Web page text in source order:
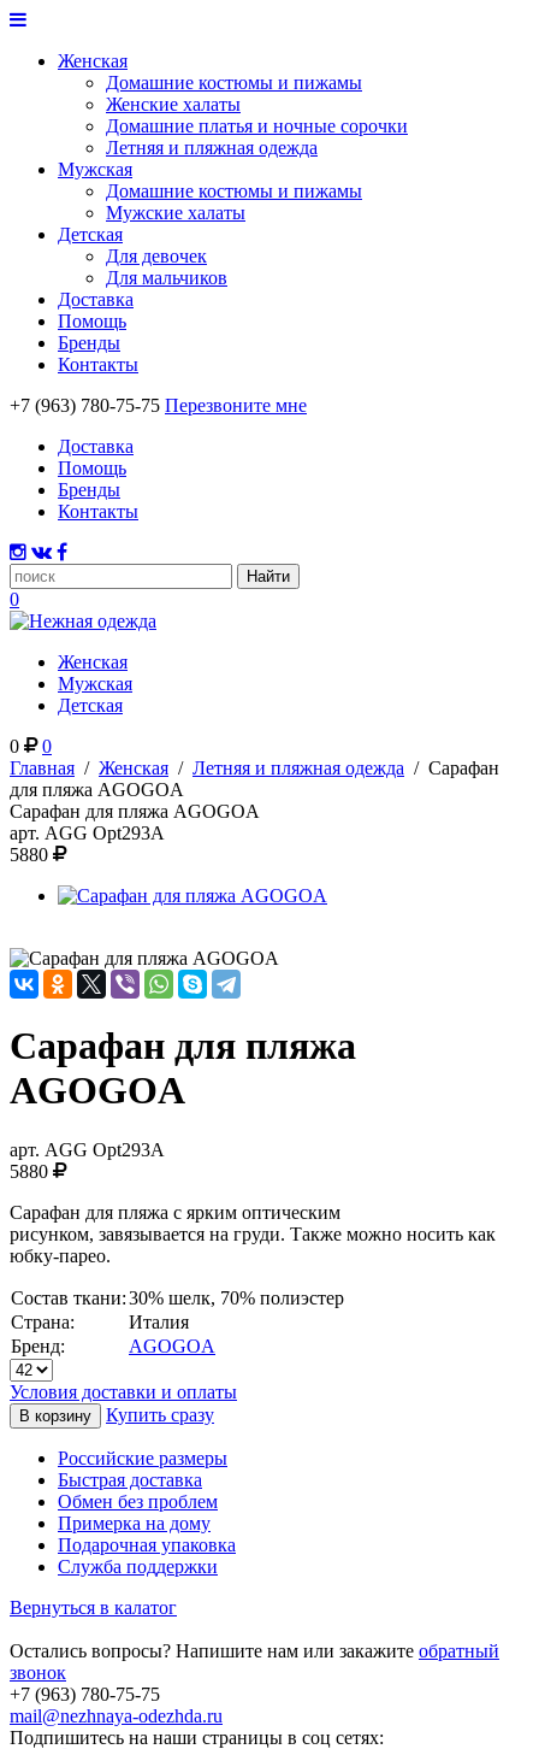
Женская
Домашние костюмы и пижамы
Женские халаты
Домашние платья и ночные сорочки
Летняя и пляжная одежда
Мужская
Домашние костюмы и пижамы
Мужские халаты
Детская
Для девочек
Для мальчиков
Доставка
Помощь
Бренды
Контакты
+7 (963) 780-75-75 Перезвоните мне
Доставка
Помощь
Бренды
Контакты
0
Женская
Мужская
Детская
0
0
Главная / Женская / Летняя и пляжная одежда / Сарафан
для пляжа AGOGOA
Сарафан для пляжа AGOGOA
арт. AGG Opt293A
5880
Сарафан для пляжа
AGOGOA
арт. AGG Opt293A
5880
Сарафан для пляжа с ярким оптическим
рисунком, завязывается на груди. Также можно носить как
юбку-парео.
Состав ткани:30% шелк, 70% полиэстер
Страна:
Италия
Бренд:
AGOGOA
Условия доставки и оплаты
Купить сразу
Российские размеры
Быстрая доставка
Обмен без проблем
Примерка на дому
Подарочная упаковка
Служба поддержки
Вернуться в калатог
Остались вопросы? Напишите нам или закажите обратный
звонок
+7 (963) 780-75-75
mail@nezhnaya-odezhda.ru
Подпишитесь на наши страницы в соц сетях: